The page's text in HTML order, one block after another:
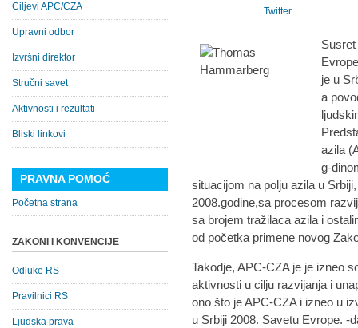
Twitter
je u
a
azila
g-
situacijom na polju azila u
2008.godine,sa procesom
sa brojem tražilaca azila i
od početka primene novog
Takodje, APC-CZA je je izneo
aktivnosti u cilju razvijanja i
ono što je APC-CZA i izneo u
u Srbiji 2008. Savetu Evrope. -
Ciljevi APC/CZA
Upravni odbor
Izvršni direktor
Stručni savet
Aktivnosti i rezultati
Bliski linkovi
PRAVNA POMOĆ
Početna strana
ZAKONI I KONVENCIJE
Odluke RS
Pravilnici RS
Ljudska prava